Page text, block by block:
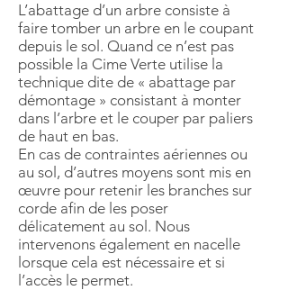
L’abattage d’un arbre consiste à
faire tomber un arbre en le coupant
depuis le sol. Quand ce n’est pas
possible la Cime Verte utilise la
technique dite de « abattage par
démontage » consistant à monter
dans l’arbre et le couper par paliers
de haut en bas.
En cas de contraintes aériennes ou
au sol, d’autres moyens sont mis en
œuvre pour retenir les branches sur
corde afin de les poser
délicatement au sol. Nous
intervenons également en nacelle
lorsque cela est nécessaire et si
l’accès le permet.